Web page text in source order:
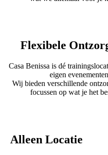
Flexibele
Casa Benissa is dé
eigen
Wij bieden verschillende
focussen op wat je het
Alleen Locatie